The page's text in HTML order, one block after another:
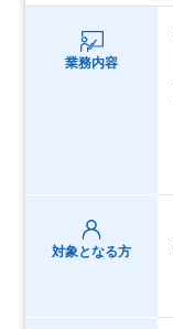
業務内容
対象となる方